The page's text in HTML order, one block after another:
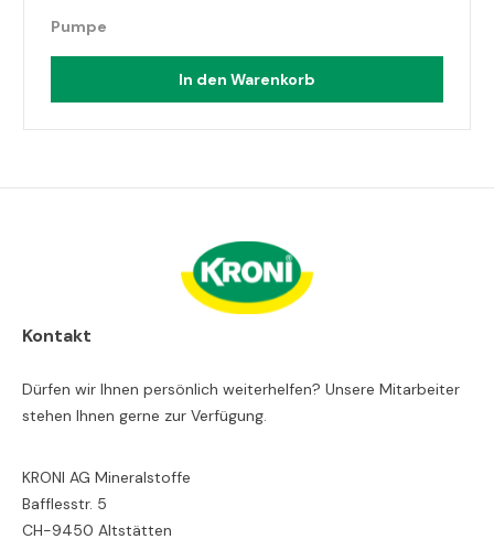
Pumpe
In den Warenkorb
Kontakt
Dürfen wir Ihnen persönlich weiterhelfen? Unsere Mitarbeiter
stehen Ihnen gerne zur Verfügung.
KRONI AG Mineralstoffe
Bafflesstr. 5
CH-9450 Altstätten